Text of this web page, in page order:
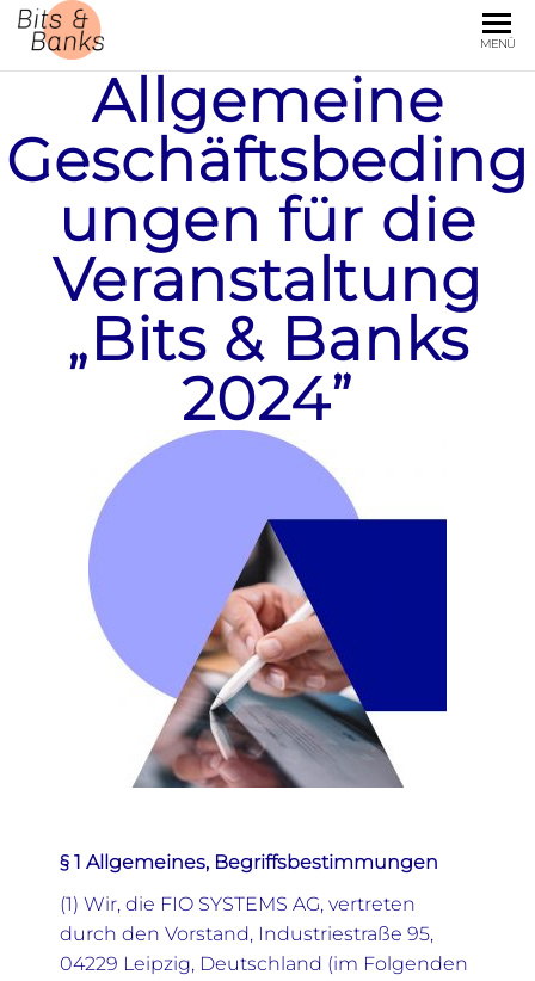
AND
BANKS
Bankenkongress
für neue
Perspektiven.
Hier erhalten Sie
alle Updates zur
Veranstaltung
am 24.10.2024.
MENÜ
Allgemeine
Geschäftsbeding
ungen für die
Veranstaltung
„Bits & Banks
2024”
§ 1 Allgemeines, Begriffsbestimmungen
(1) Wir, die FIO SYSTEMS AG, vertreten
durch den Vorstand, Industriestraße 95,
04229 Leipzig, Deutschland (im Folgenden